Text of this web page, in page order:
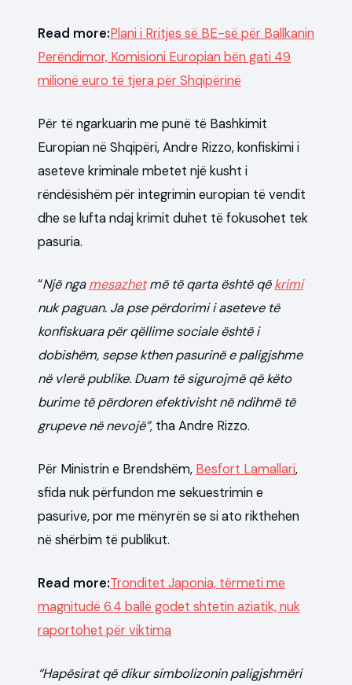
Read more:Plani i Rritjes së BE-së për Ballkanin
Perëndimor, Komisioni Europian bën gati 49
milionë euro të tjera për Shqipërinë
Për të ngarkuarin me punë të Bashkimit
Europian në Shqipëri, Andre Rizzo, konfiskimi i
aseteve kriminale mbetet një kusht i
rëndësishëm për integrimin europian të vendit
dhe se lufta ndaj krimit duhet të fokusohet tek
pasuria.
“Një ngamesazhetmë të qarta është qëkrimi
nuk paguan. Ja pse përdorimi i aseteve të
konfiskuara për qëllime sociale është i
dobishëm, sepse kthen pasurinë e paligjshme
në vlerë publike. Duam të sigurojmë që këto
burime të përdoren efektivisht në ndihmë të
grupeve në nevojë”, tha Andre Rizzo.
Për Ministrin e Brendshëm, Besfort Lamallari,
sfida nuk përfundon me sekuestrimin e
pasurive, por me mënyrën se si ato rikthehen
në shërbim të publikut.
Read more:Tronditet Japonia, tërmeti me
magnitudë 6.4 ballë godet shtetin aziatik, nuk
raportohet për viktima
“Hapësirat që dikur simbolizonin paligjshmëri